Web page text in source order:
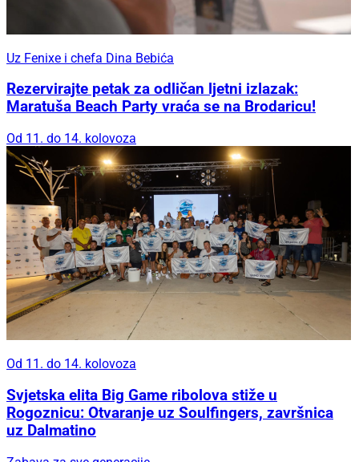
Uz Fenixe i chefa Dina Bebića
Rezervirajte petak za odličan ljetni izlazak:
Maratuša Beach Party vraća se na Brodaricu!
Od 11. do 14. kolovoza
Od 11. do 14. kolovoza
Svjetska elita Big Game ribolova stiže u
Rogoznicu: Otvaranje uz Soulfingers, završnica
uz Dalmatino